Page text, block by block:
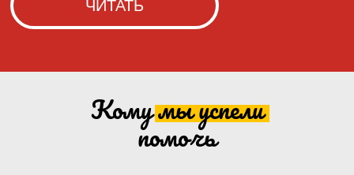
Кому мыуспели
помочь